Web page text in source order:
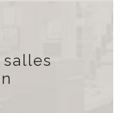
salles